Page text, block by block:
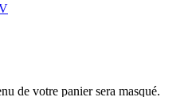
de votre panier sera masqué.